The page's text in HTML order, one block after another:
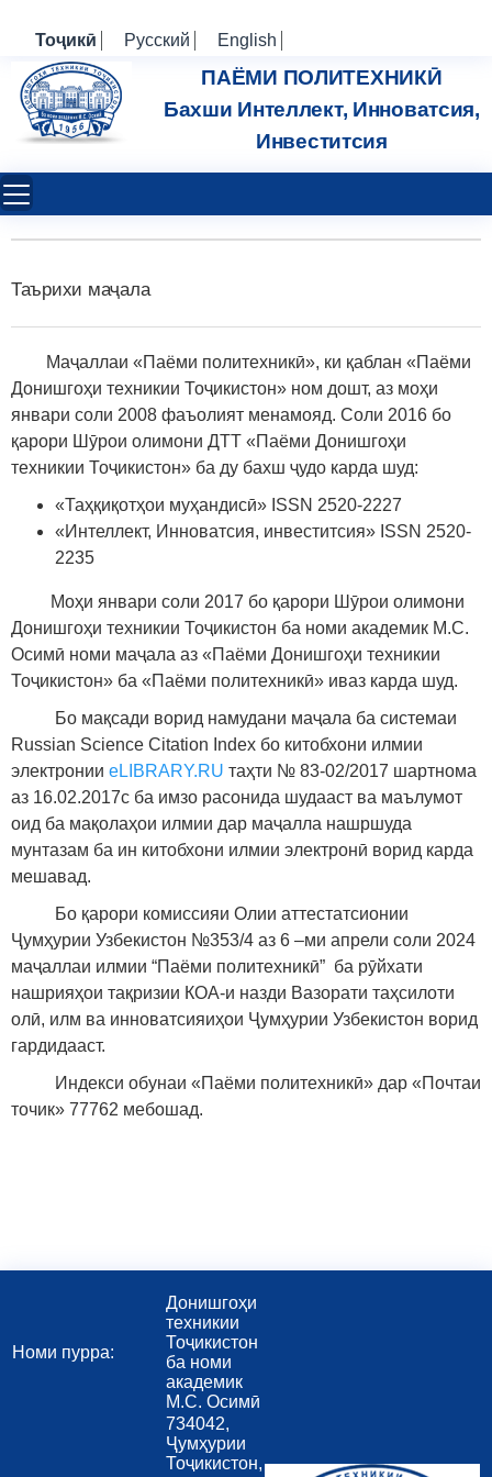
Тоҷикӣ Русский English
ПАЁМИ ПОЛИТЕХНИКӢ
Бахши Интеллект, Инноватсия,
Инвеститсия
Таърихи маҷала
Маҷаллаи «Паёми политехникӣ», ки қаблан «Паёми
Донишгоҳи техникии Тоҷикистон» ном дошт, аз моҳи
январи соли 2008 фаъолият менамояд. Соли 2016 бо
қарори Шӯрои олимони ДТТ «Паёми Донишгоҳи
техникии Тоҷикистон» ба ду бахш ҷудо карда шуд:
«Таҳқиқотҳои муҳандисӣ» ISSN 2520-2227
«Интеллект, Инноватсия, инвеститсия» ISSN 2520-
2235
Моҳи январи соли 2017 бо қарори Шӯрои олимони
Донишгоҳи техникии Тоҷикистон ба номи академик М.С.
Осимӣ номи маҷала аз «Паёми Донишгоҳи техникии
Тоҷикистон» ба «Паёми политехникӣ» иваз карда шуд.
Бо мақсади ворид намудани маҷала ба системаи
Russian Science Citation Index бо китобхони илмии
электронии eLIBRARY.RU таҳти № 83-02/2017 шартнома
аз 16.02.2017с ба имзо расонида шудааст ва маълумот
оид ба мақолаҳои илмии дар маҷалла нашршуда
мунтазам ба ин китобхони илмии электронӣ ворид карда
мешавад.
Бо қарори комиссияи Олии аттестатсионии
Ҷумҳурии Узбекистон №353/4 аз 6 –ми апрели соли 2024
маҷаллаи илмии “Паёми политехникӣ” ба рӯйхати
нашрияҳои тақризии КОА-и назди Вазорати таҳсилоти
олӣ, илм ва инноватсияиҳои Ҷумҳурии Узбекистон ворид
гардидааст.
Индекси обунаи «Паёми политехникӣ» дар «Почтаи
точик» 77762 мебошад.
Номи пурра:
Донишгоҳи
техникии
Тоҷикистон
ба номи
академик
М.С. Осимӣ
734042,
Ҷумҳурии
Тоҷикистон,